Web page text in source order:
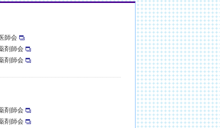
師会
剤師会
剤師会
剤師会
剤師会